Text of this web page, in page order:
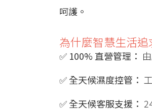
呵護。
為什麼智慧生活
✅ 100% 直營管理：
✅全天候濕度控管：
✅全天候客服支援：